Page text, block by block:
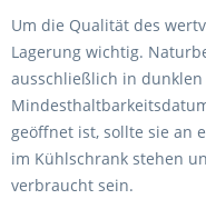
Um die Qualität des
Lagerung wichtig.
ausschließlich in
geöffnet ist, sollte sie an
im Kühlschrank stehen
verbraucht sein.